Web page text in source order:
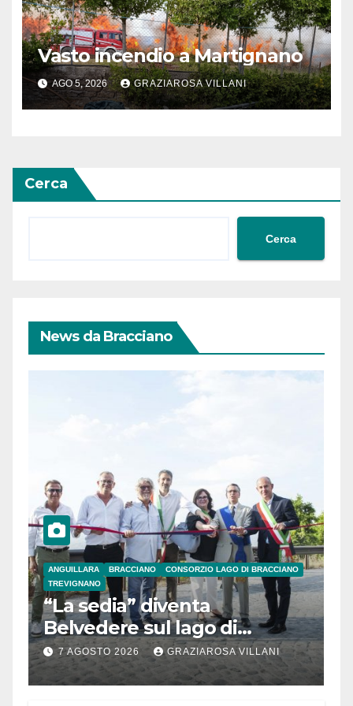
Vasto incendio a Martignano
AGO 5, 2026 GRAZIAROSA VILLANI
Cerca
Cerca
News da Bracciano
ANGUILLARA BRACCIANO
CONSORZIO LAGO DI BRACCIANO
TREVIGNANO
“La sedia” diventa
Belvedere sul lago di
Bracciano: ieri
l’inaugurazione
7 AGOSTO 2026 GRAZIAROSA VILLANI